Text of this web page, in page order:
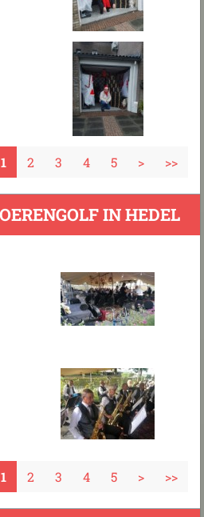
1 2 3 4 5 > >>
IN HEDEL
1 2 3 4 5 > >>